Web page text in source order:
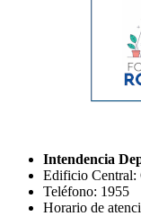
Intendencia
Edificio Central:
Teléfono: 1955
Horario de